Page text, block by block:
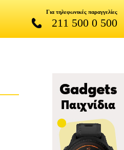
Για τηλεφωνικές παραγγελίες
211 500 0 500